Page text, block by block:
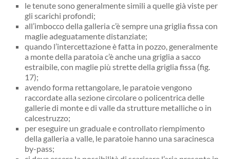
le tenute sono generalmente simili a quelle già viste per
gli scarichi profondi;
all’imbocco della galleria c’è sempre una griglia fissa con
maglie adeguatamente distanziate;
quando l’intercettazione è fatta in pozzo, generalmente
a monte della paratoia c’è anche una griglia a sacco
estraibile, con maglie più strette della griglia fissa (fig.
17);
avendo forma rettangolare, le paratoie vengono
raccordate alla sezione circolare o policentrica delle
gallerie di monte e di valle da strutture metalliche o in
calcestruzzo;
per eseguire un graduale e controllato riempimento
della galleria a valle, le paratoie hanno una saracinesca
by-pass;